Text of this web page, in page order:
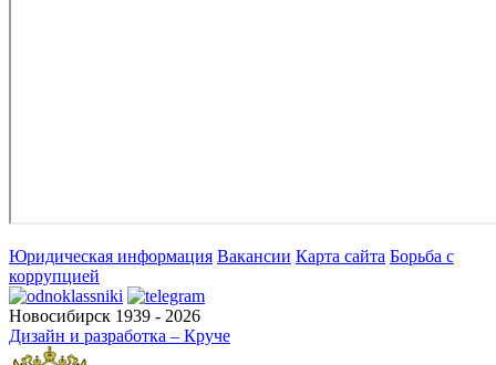
Юридическая информация Вакансии Карта сайта Борьба с
коррупцией
Новосибирск 1939 - 2026
Дизайн и разработка – Круче